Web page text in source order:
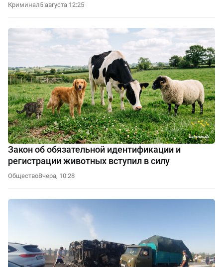
Криминал5 августа 12:25
Закон об обязательной идентификации и
регистрации животных вступил в силу
ОбществоВчера, 10:28